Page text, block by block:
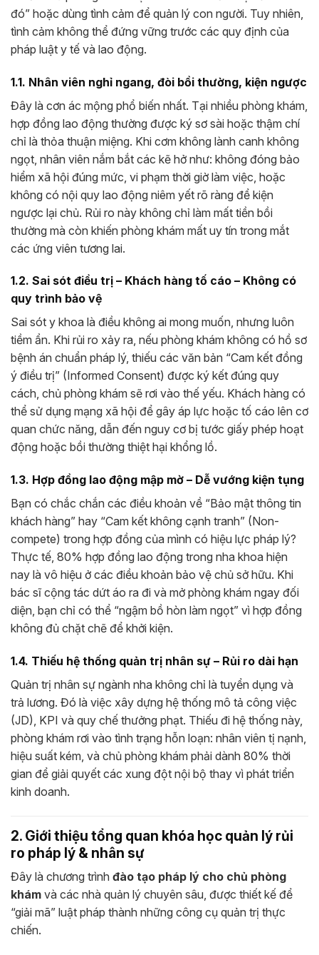
đó” hoặc dùng tình cảm để quản lý con người. Tuy nhiên,
tình cảm không thể đứng vững trước các quy định của
pháp luật y tế và lao động.
1.1. Nhân viên nghỉ ngang, đòi bồi thường, kiện ngược
Đây là cơn ác mộng phổ biến nhất. Tại nhiều phòng khám,
hợp đồng lao động thường được ký sơ sài hoặc thậm chí
chỉ là thỏa thuận miệng. Khi cơm không lành canh không
ngọt, nhân viên nắm bắt các kẽ hở như: không đóng bảo
hiểm xã hội đúng mức, vi phạm thời giờ làm việc, hoặc
không có nội quy lao động niêm yết rõ ràng để kiện
ngược lại chủ. Rủi ro này không chỉ làm mất tiền bồi
thường mà còn khiến phòng khám mất uy tín trong mắt
các ứng viên tương lai.
1.2. Sai sót điều trị – Khách hàng tố cáo – Không có
quy trình bảo vệ
Sai sót y khoa là điều không ai mong muốn, nhưng luôn
tiềm ẩn. Khi rủi ro xảy ra, nếu phòng khám không có hồ sơ
bệnh án chuẩn pháp lý, thiếu các văn bản “Cam kết đồng
ý điều trị” (Informed Consent) được ký kết đúng quy
cách, chủ phòng khám sẽ rơi vào thế yếu. Khách hàng có
thể sử dụng mạng xã hội để gây áp lực hoặc tố cáo lên cơ
quan chức năng, dẫn đến nguy cơ bị tước giấy phép hoạt
động hoặc bồi thường thiệt hại khổng lồ.
1.3. Hợp đồng lao động mập mờ – Dễ vướng kiện tụng
Bạn có chắc chắn các điều khoản về “Bảo mật thông tin
khách hàng” hay “Cam kết không cạnh tranh” (Non-
compete) trong hợp đồng của mình có hiệu lực pháp lý?
Thực tế, 80% hợp đồng lao động trong nha khoa hiện
nay là vô hiệu ở các điều khoản bảo vệ chủ sở hữu. Khi
bác sĩ cộng tác dứt áo ra đi và mở phòng khám ngay đối
diện, bạn chỉ có thể “ngậm bồ hòn làm ngọt” vì hợp đồng
không đủ chặt chẽ để khởi kiện.
1.4. Thiếu hệ thống quản trị nhân sự – Rủi ro dài hạn
Quản trị nhân sự ngành nha không chỉ là tuyển dụng và
trả lương. Đó là việc xây dựng hệ thống mô tả công việc
(JD), KPI và quy chế thưởng phạt. Thiếu đi hệ thống này,
phòng khám rơi vào tình trạng hỗn loạn: nhân viên tị nạnh,
hiệu suất kém, và chủ phòng khám phải dành 80% thời
gian để giải quyết các xung đột nội bộ thay vì phát triển
kinh doanh.
2. Giới thiệu tổng quan khóa học quản lý rủi
ro pháp lý & nhân sự
Đây là chương trình đào tạo pháp lý cho chủ phòng
khám và các nhà quản lý chuyên sâu, được thiết kế để
“giải mã” luật pháp thành những công cụ quản trị thực
chiến.